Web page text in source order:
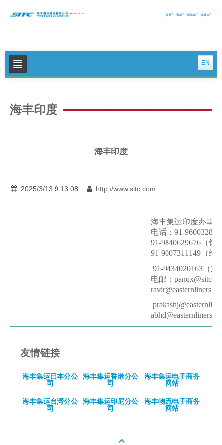
EN
公司新闻
可持续发展
海丰印度
海丰印度
2025/3/13 9:13:08 http://www.sitc.com
海丰集运印度办事处
电话：91-
91-9840629676（钦
91-9007311149（维
91-9434020163（
电邮：
友情链接
海丰集运日本分公
司
海丰集运香港分公
司
海丰集运电子商务
网站
海丰集运台湾分公
司
海丰集运印尼分公
司
海丰物流电子商务
网站